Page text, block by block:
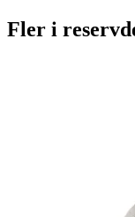
Fler i